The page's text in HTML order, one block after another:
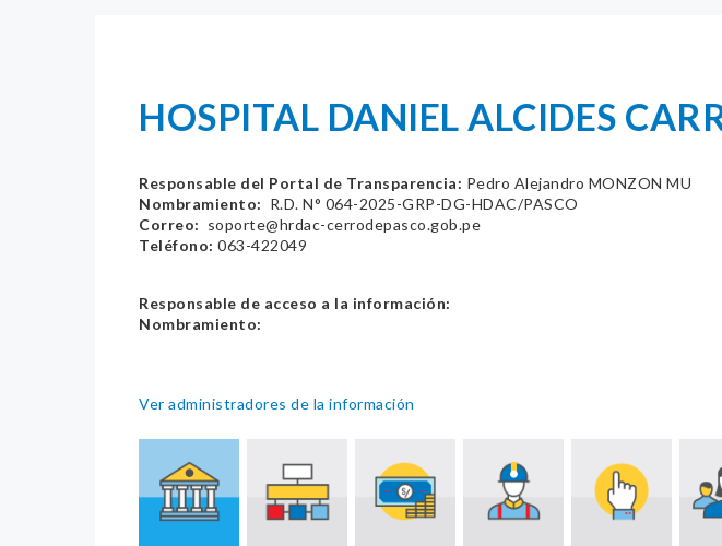
HOSPITAL DANIEL ALCIDES
Responsable del Portal de Transparencia: ‏‏‎ Pedro Alejandro MONZON MU
Nombramiento: ‏‏‎ R.D. N° 064-2025-GRP-DG-HDAC/PASCO
Correo: ‏‏‎ soporte@hrdac-cerrodepasco.gob.pe
Teléfono: ‏‏‎ 063-422049
Responsable de acceso a la información:
Nombramiento:
Ver administradores de la información